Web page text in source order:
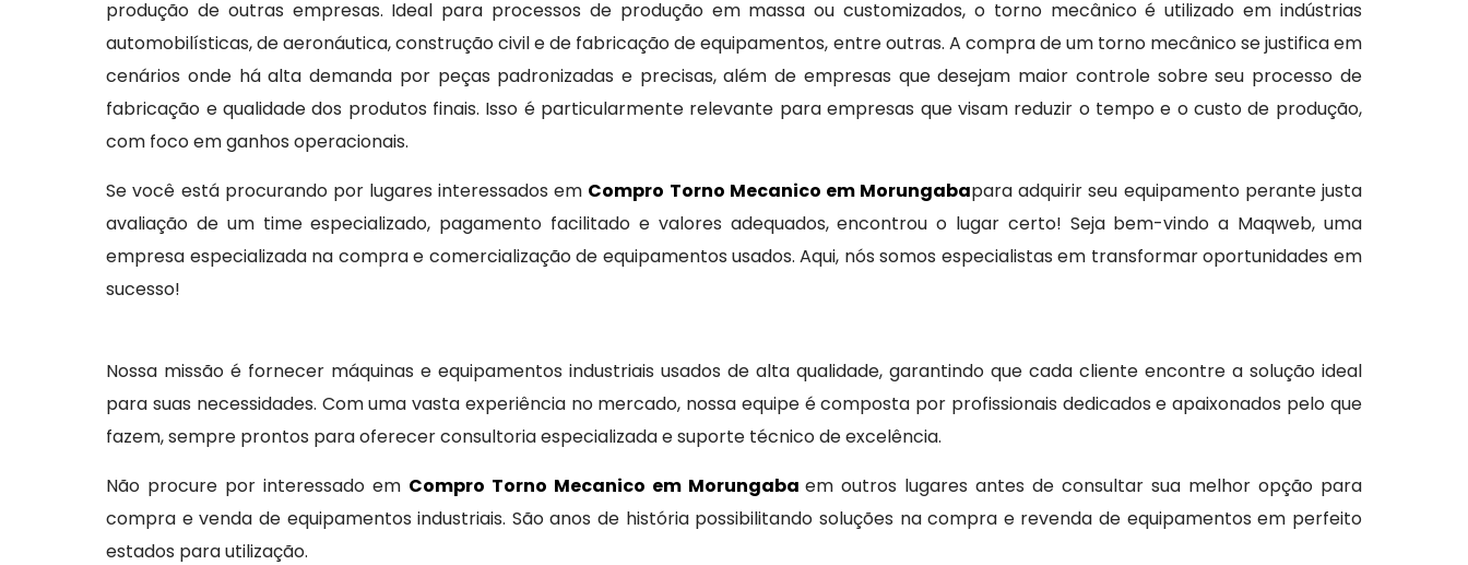
produção de outras empresas. Ideal para processos de produção em massa ou customizados, o torno mecânico é utilizado em indústrias
automobilísticas, de aeronáutica, construção civil e de fabricação de equipamentos, entre outras. A compra de um torno mecânico se justifica em
cenários onde há alta demanda por peças padronizadas e precisas, além de empresas que desejam maior controle sobre seu processo de
fabricação e qualidade dos produtos finais. Isso é particularmente relevante para empresas que visam reduzir o tempo e o custo de produção,
com foco em ganhos operacionais.
Se você está procurando por lugares interessados em Compro Torno Mecanico em Morungabapara adquirir seu equipamento perante justa
avaliação de um time especializado, pagamento facilitado e valores adequados, encontrou o lugar certo! Seja bem-vindo a Maqweb, uma
empresa especializada na compra e comercialização de equipamentos usados. Aqui, nós somos especialistas em transformar oportunidades em
sucesso!
Nossa missão é fornecer máquinas e equipamentos industriais usados de alta qualidade, garantindo que cada cliente encontre a solução ideal
para suas necessidades. Com uma vasta experiência no mercado, nossa equipe é composta por profissionais dedicados e apaixonados pelo que
fazem, sempre prontos para oferecer consultoria especializada e suporte técnico de excelência.
Não procure por interessado em Compro Torno Mecanico em Morungabaem outros lugares antes de consultar sua melhor opção para
compra e venda de equipamentos industriais. São anos de história possibilitando soluções na compra e revenda de equipamentos em perfeito
estados para utilização.